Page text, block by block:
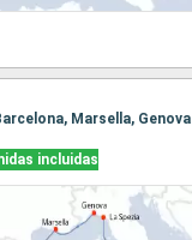
Marsella, Genova
incluidas